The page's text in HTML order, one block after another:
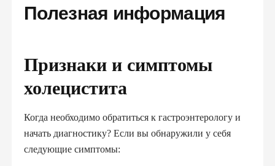
Полезная информация
Признаки и симптомы
холецистита
Когда необходимо обратиться к гастроэнтерологу и
начать диагностику? Если вы обнаружили у себя
следующие симптомы:
базовые анализы
справки и больничные
вакцинацию и др.
ПОДПИСАТЬ ДЕКЛАРАЦИЮ ОНЛАЙН